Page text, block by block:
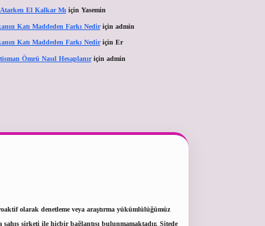
El Kalkar Mıiçin Yasemin
Katı Maddeden Farkı Nediriçin admin
Katı Maddeden Farkı Nediriçin Er
Ömrü Nasıl Hesaplanıriçin admin
olarak denetleme veya araştırma yükümlülüğümüz
şirketi ile hiçbir bağlantısı bulunmamaktadır. Sitede